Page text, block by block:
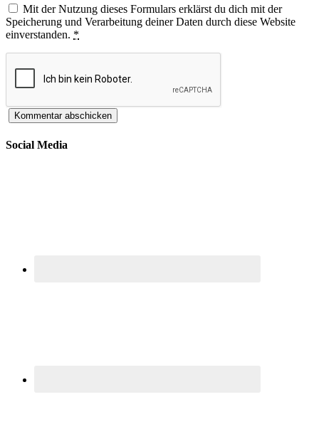
Mit der Nutzung dieses Formulars erklärst du dich mit der
Speicherung und Verarbeitung deiner Daten durch diese Website
einverstanden. *
Social Media